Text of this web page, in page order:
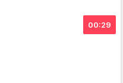
00:29